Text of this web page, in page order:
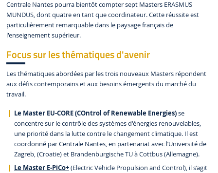
Centrale Nantes pourra bientôt compter sept Masters ERASMUS
MUNDUS, dont quatre en tant que coordinateur. Cette réussite est
particulièrement remarquable dans le paysage français de
l'enseignement supérieur.
Focus sur les thématiques d'avenir
Les thématiques abordées par les trois nouveaux Masters répondent
aux défis contemporains et aux besoins émergents du marché du
travail.
Le Master EU-CORE (COntrol of Renewable Energies)se
concentre sur le contrôle des systèmes d'énergies renouvelables,
une priorité dans la lutte contre le changement climatique. Il est
coordonné par Centrale Nantes, en partenariat avec l’Université de
Zagreb, (Croatie) et Brandenburgische TU à Cottbus (Allemagne).
Le Master E-PiCo+(Electric Vehicle Propulsion and Control), il s’agit